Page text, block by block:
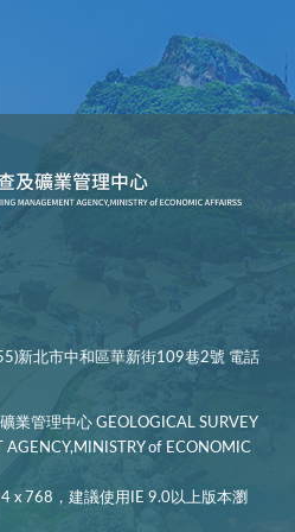
新北市中和區華新街109巷2號 電話
管理中心 GEOLOGICAL SURVEY
of ECONOMIC
x 768，建議使用IE 9.0以上版本瀏